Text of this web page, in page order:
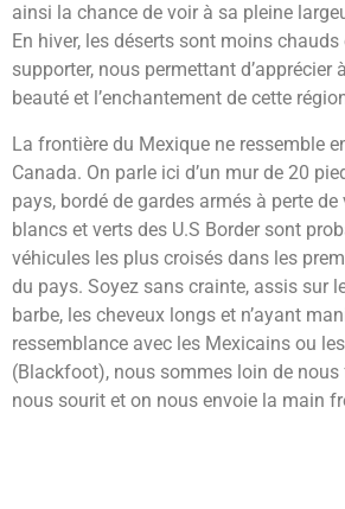
ainsi la chance de voir à sa pleine
En hiver, les déserts sont moins
supporter, nous permettant d’apprécier
beauté et l’enchantement de cette
La frontière du Mexique ne ressemble
Canada. On parle ici d’un mur de 20
pays, bordé de gardes armés à perte
blancs et verts des U.S Border sont
véhicules les plus croisés dans les
du pays. Soyez sans crainte, assis sur
barbe, les cheveux longs et n’ayant
ressemblance avec les Mexicains ou
(Blackfoot), nous sommes loin de nous
nous sourit et on nous envoie la main